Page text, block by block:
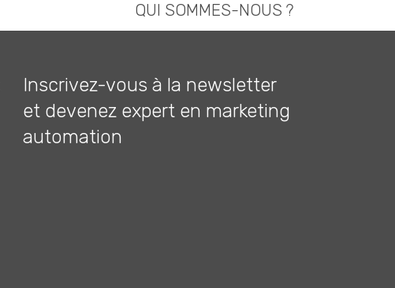
QUI SOMMES-NOUS ?
Inscrivez-vous à la newsletter
et devenez expert en marketing
automation